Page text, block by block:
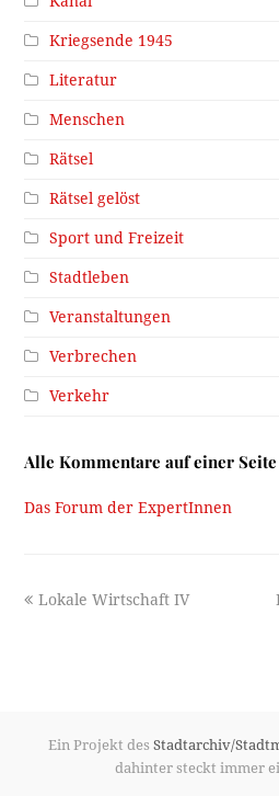
Kriegsende 1945
Literatur
Menschen
Rätsel
Rätsel gelöst
Sport und Freizeit
Stadtleben
Veranstaltungen
Verbrechen
Verkehr
Alle Kommentare auf einer Seite
Das Forum der ExpertInnen
previous
Lokale Wirtschaft IV
Ein Projekt des Stadtarchiv/
dahinter steckt immer